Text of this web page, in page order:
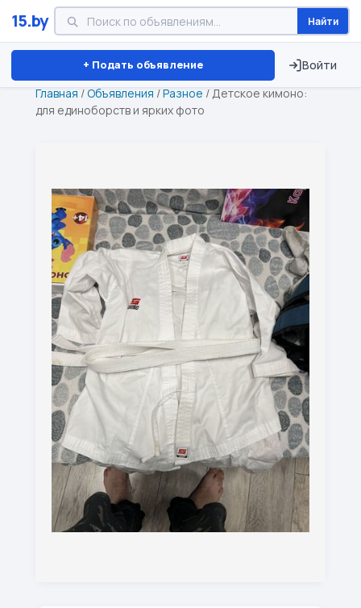
15.by Найти
+ Подать объявление Войти
Минск Витебск Брест ⏱ ТОЛЬКО 15 ДНЕЙ
Главная /Объявления /Разное / Детское кимоно:
для единоборств и ярких фото